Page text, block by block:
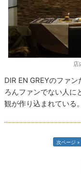
店
DIR EN GREYのファ
ろんファンでない人に
観が作り込まれている。
次ページ